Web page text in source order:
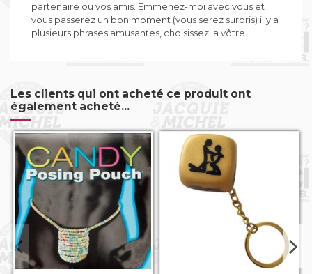
partenaire ou vos amis. Emmenez-moi avec vous et
vous passerez un bon moment (vous serez surpris) il y a
plusieurs phrases amusantes, choisissez la vôtre.
Les clients qui ont acheté ce produit ont
également acheté...